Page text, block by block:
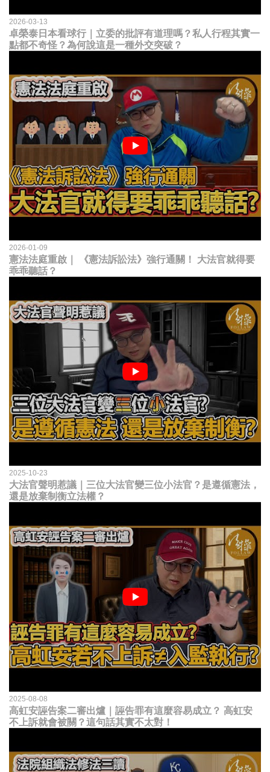
2026-03-13
卓榮泰日本看球行｜立委的批評有道理嗎？私人行程其實一
點都不奇怪？為何說這是一種外交突破？
2026-01-09
憲法法庭重啟｜ 《憲法訴訟法》強行通關！ 大法官就得要
乖乖聽話？
2025-10-23
大法官聲明惹議｜三位大法官變三位小法官？是遵循憲法，
還是放棄制衡立法權？
2025-08-08
高虹安誣告案二審出爐｜誣告罪有這麼容易成立？ 高虹安
不上訴就會被關？這句話其實不太對！